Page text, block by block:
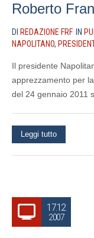
Roberto
DI REDAZIONE FRF IN
NAPOLITANO,
Il presidente
apprezzamento per
del 24 gennaio 2011
Leggi tutto
17.12
2007